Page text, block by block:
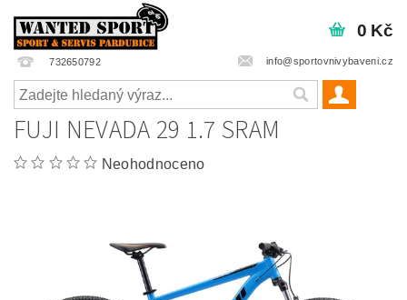
732650792 info@sportovnivybaveni.cz
0 Kč
FUJI NEVADA 29 1.7 SRAM
Neohodnoceno